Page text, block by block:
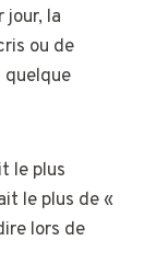
jour, la
ou de
quelque
le plus
le plus de «
lors de